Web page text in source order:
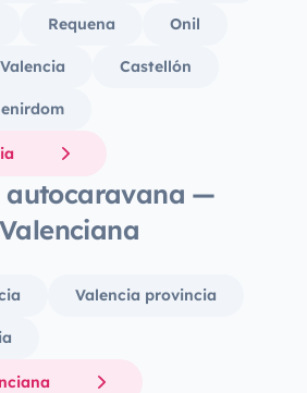
Requena Onil
Valencia Castellón
autocaravana —
Valencia provincia